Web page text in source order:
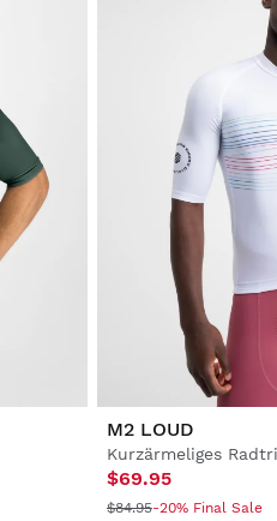
M2 LOUD
Kurzärmeliges
$69.95
$84.95-20% Final Sale